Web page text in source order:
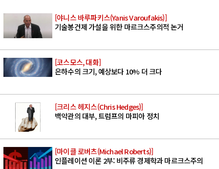
[야니스 바루파키스(Yanis Varoufakis)]
기술봉건제 가설을 위한 마르크스주의적 논거
[코스모스, 대화]
은하수의 크기, 예상보다 10% 더 크다
[크리스 헤지스(Chris Hedges)]
백악관의 대부, 트럼프의 마피아 정치
[마이클 로버츠(Michael Roberts)]
인플레이션 이론 2부: 비주류 경제학과 마르크스주의